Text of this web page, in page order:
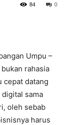
0
84
Umpu –
rahasia
cepat datang
sama
oleh sebab
harus